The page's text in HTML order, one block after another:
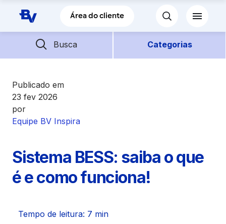
Pular para o Conteúdo principal
Área do cliente
Busca Categorias
Barra de busca
Descubra mais conteúdos
Empréstimos
Financiamentos
Futuro
Publicado em
23 fev 2026
por
Equipe BV Inspira
Sistema BESS: saiba o que
é e como funciona!
Tempo de leitura: 7 min